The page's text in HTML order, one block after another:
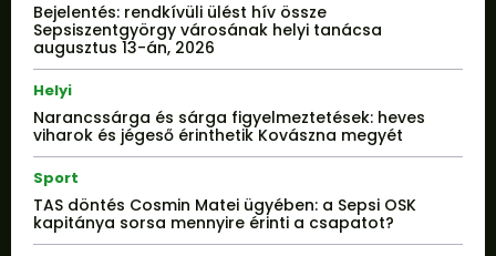
Bejelentés: rendkívüli ülést hív össze
Sepsiszentgyörgy városának helyi tanácsa
augusztus 13-án, 2026
Helyi
Narancssárga és sárga figyelmeztetések: heves
viharok és jégeső érinthetik Kovászna megyét
Sport
TAS döntés Cosmin Matei ügyében: a Sepsi OSK
kapitánya sorsa mennyire érinti a csapatot?